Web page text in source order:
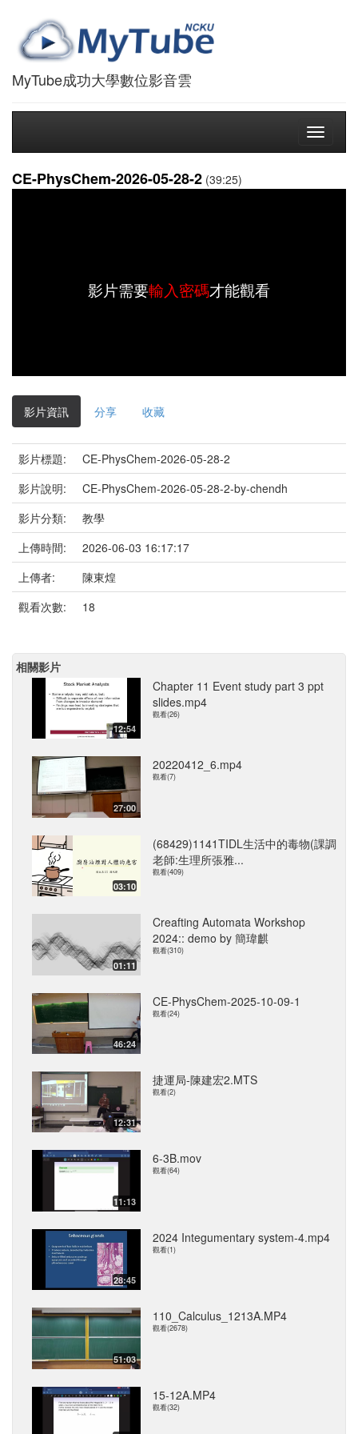
MyTube成功大學數位影音雲
Toggle
CE-PhysChem-2026-05-28-2 (39:25)
影片需要輸入密碼才能觀看
影片資訊 分享 收藏
影片標題:
CE-PhysChem-2026-05-28-2
影片說明:
CE-PhysChem-2026-05-28-2-by-chendh
影片分類:
教學
上傳時間:
2026-06-03 16:17:17
上傳者:
陳東煌
觀看次數:
18
相關影片
12:54
Chapter 11 Event study part 3 ppt
slides.mp4
觀看(26)
27:00
20220412_6.mp4
觀看(7)
03:10
(68429)1141TIDL生活中的毒物(課調
老師:生理所張雅...
觀看(409)
01:11
Creafting Automata Workshop
2024:: demo by 簡瑋麒
觀看(310)
46:24
CE-PhysChem-2025-10-09-1
觀看(24)
12:31
捷運局-陳建宏2.MTS
觀看(2)
11:13
6-3B.mov
觀看(64)
28:45
2024 Integumentary system-4.mp4
觀看(1)
51:03
110_Calculus_1213A.MP4
觀看(2678)
15-12A.MP4
觀看(32)